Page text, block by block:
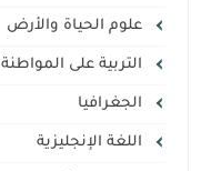
علوم الحياة والأرض
التربية على المواطنة
الجغرافيا
اللغة الإنجليزية